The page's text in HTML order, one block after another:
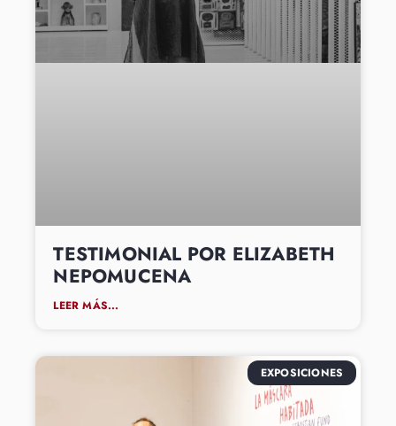
TESTIMONIAL POR ELIZABETH
NEPOMUCENA
LEER MÁS...
EXPOSICIONES